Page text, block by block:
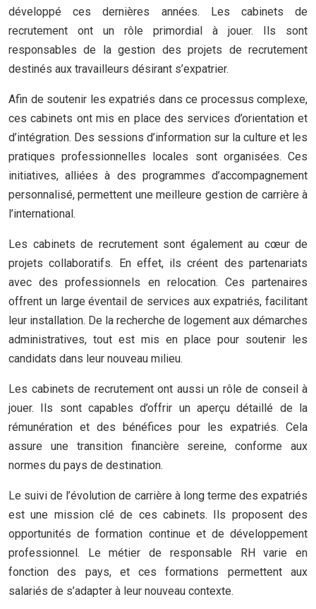
développé ces dernières années. Les cabinets de
recrutement ont un rôle primordial à jouer. Ils sont
responsables de la gestion des projets de recrutement
destinés aux travailleurs désirant s’expatrier.
Afin de soutenir les expatriés dans ce processus complexe,
ces cabinets ont mis en place des services d’orientation et
d’intégration. Des sessions d’information sur la culture et les
pratiques professionnelles locales sont organisées. Ces
initiatives, alliées à des programmes d’accompagnement
personnalisé, permettent une meilleure gestion de carrière à
l’international.
Les cabinets de recrutement sont également au cœur de
projets collaboratifs. En effet, ils créent des partenariats
avec des professionnels en relocation. Ces partenaires
offrent un large éventail de services aux expatriés, facilitant
leur installation. De la recherche de logement aux démarches
administratives, tout est mis en place pour soutenir les
candidats dans leur nouveau milieu.
Les cabinets de recrutement ont aussi un rôle de conseil à
jouer. Ils sont capables d’offrir un aperçu détaillé de la
rémunération et des bénéfices pour les expatriés. Cela
assure une transition financière sereine, conforme aux
normes du pays de destination.
Le suivi de l’évolution de carrière à long terme des expatriés
est une mission clé de ces cabinets. Ils proposent des
opportunités de formation continue et de développement
professionnel. Le métier de responsable RH varie en
fonction des pays, et ces formations permettent aux
salariés de s’adapter à leur nouveau contexte.